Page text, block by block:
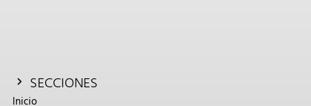
SECCIONES
Inicio